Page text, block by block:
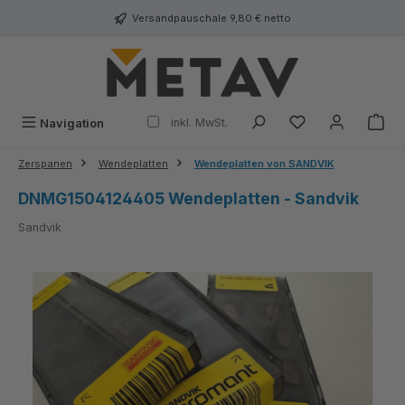
Versandpauschale 9,80 € netto
Navigation inkl. MwSt.
Zerspanen Wendeplatten Wendeplatten von SANDVIK
DNMG1504124405 Wendeplatten - Sandvik
Sandvik
Bildergalerie überspringen